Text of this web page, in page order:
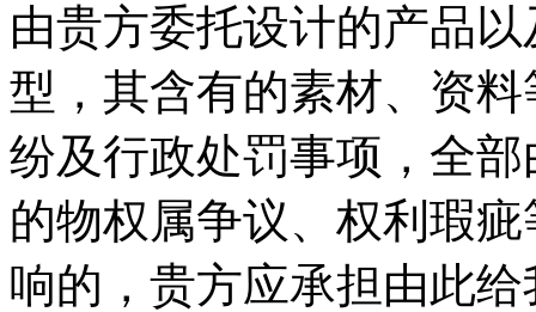
由贵方委托设计的产品
型，其含有的素材、资
纷及行政处罚事项，全
的物权属争议、权利瑕
响的，贵方应承担由此